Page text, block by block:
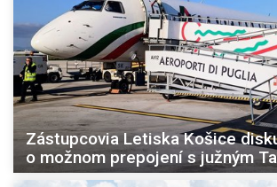
Zástupcovia Letiska Košice
o možnom prepojení s južným